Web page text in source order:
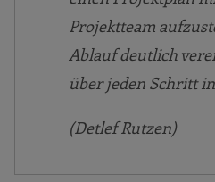
Projektteam
Ablauf deutlich
über jeden Schritt
(Detlef Rutzen)